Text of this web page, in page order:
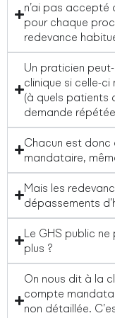
n’ai pas accepté
pour chaque
redevance
Un praticien
clinique si celle-
(à quels patients
demande
Chacun est
mandataire,
Mais les
dépassements
Le GHS public
plus ?
On nous dit à la
compte
non détaillée.